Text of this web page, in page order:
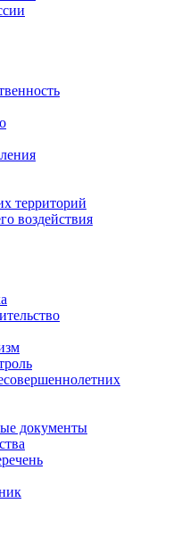
территорий
воздействия
документы